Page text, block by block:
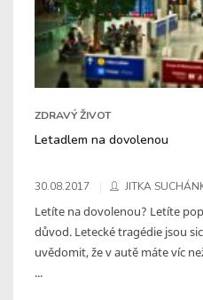
ZDRAVÝ ŽIVOT
Letadlem na dovolenou
30.08.2017 JITKA
Letíte na dovolenou? Letíte
důvod. Letecké tragédie jsou
uvědomit, že v autě máte víc
...